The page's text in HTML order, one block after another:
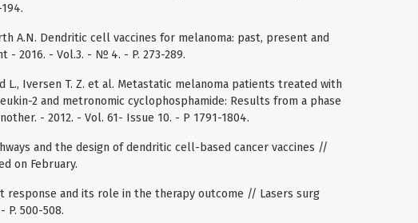
A.N. Dendritic cell vaccines for melanoma: past, present and
- 2016. - Vol.3. - № 4. - P. 273-289.
L., Iversen T. Z. et al. Metastatic melanoma patients treated with
2 and metronomic cyclophosphamide: Results from a phase
- 2012. - Vol. 61- Issue 10. - P 1791-1804.
and the design of dendritic cell-based cancer vaccines //
on February.
response and its role in the therapy outcome // Lasers surg
P. 500-508.